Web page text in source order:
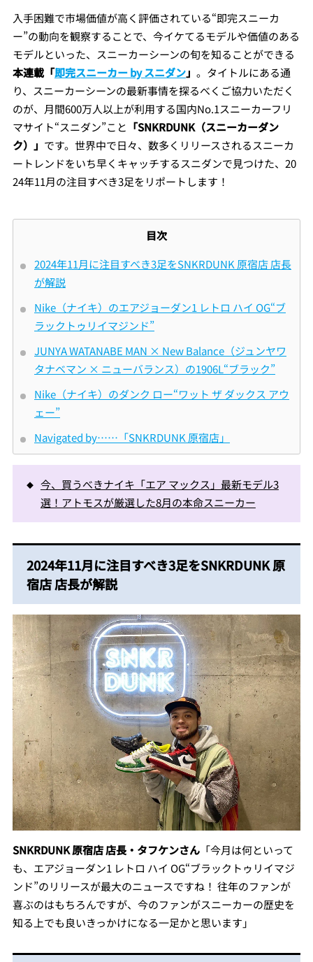
Mute
入手困難で市場価値が高く評価されている“即完スニーカ
ー”の動向を観察することで、今イケてるモデルや価値のある
モデルといった、スニーカーシーンの旬を知ることができる
本連載「即完スニーカー by スニダン」 。タイトルにある通
り、スニーカーシーンの最新事情を探るべくご協力いただく
のが、月間600万人以上が利用する国内No.1スニーカーフリ
マサイト“スニダン”こと 「SNKRDUNK（スニーカーダン
ク）」 です。世界中で日々、数多くリリースされるスニーカ
ートレンドをいち早くキャッチするスニダンで見つけた、20
24年11月の注目すべき3足をリポートします！
目次
2024年11月に注目すべき3足をSNKRDUNK 原宿店 店長
が解説
Nike（ナイキ）のエアジョーダン1 レトロ ハイ OG“ブ
ラックトゥリイマジンド”
JUNYA WATANABE MAN × New Balance（ジュンヤワ
タナベマン × ニューバランス）の1906L“ブラック”
Nike（ナイキ）のダンク ロー“ワット ザ ダックス アウ
ェー”
Navigated by……「SNKRDUNK 原宿店」
今、買うべきナイキ「エア マックス」最新モデル3
選！アトモスが厳選した8月の本命スニーカー
2024年11月に注目すべき3足をSNKRDUNK 原
宿店 店長が解説
SNKRDUNK 原宿店 店長・タフケンさん「今月は何といって
も、エアジョーダン1 レトロ ハイ OG“ブラックトゥリイマジ
ンド”のリリースが最大のニュースですね！ 往年のファンが
喜ぶのはもちろんですが、今のファンがスニーカーの歴史を
知る上でも良いきっかけになる一足かと思います」